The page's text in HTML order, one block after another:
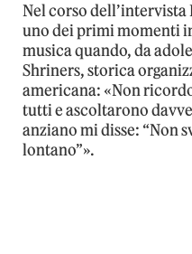
Nel corso
uno dei primi momenti
musica quando, da
Shriners, storica
americana: «Non
tutti e ascoltarono
anziano mi disse: “Non
lontano”».